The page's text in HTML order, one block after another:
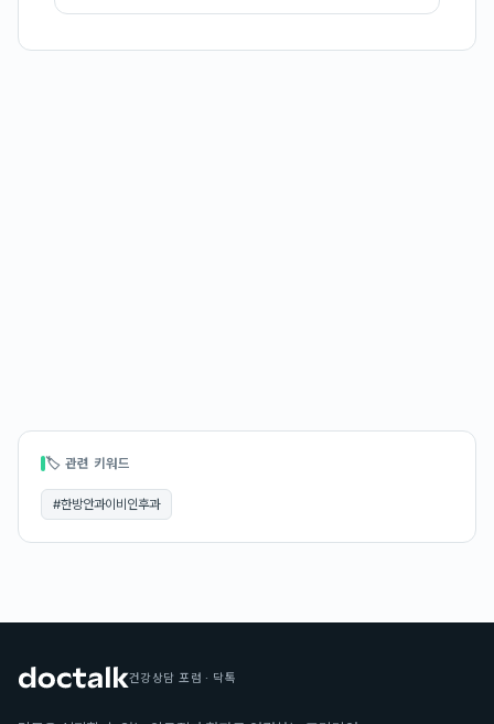
🏷 관련 키워드
#한방안과이비인후과
건강상담 포럼 · 닥톡